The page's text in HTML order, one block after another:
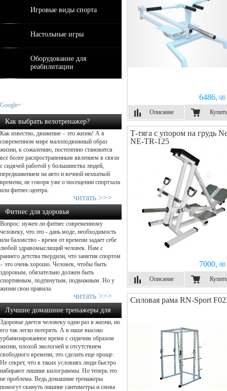
Игровые виды спорта
Настольные игры
Оборудование для
реабилитации
Google+
Как выбрать велотренажер?
Как известно, движение – это жизнь! А в
современном мире малоподвижный образ
жизни, к сожалению, постепенно становится
все более распространенным явлением в связи
с сидячей работой у большинства людей,
передвижением на авто и вечной нехваткой
времени, не говоря уже о посещении спортзала
или фитнес-центра.
читать >>>
Фитнес для здоровья
Вопрос: нужен ли фитнес современному
человеку, что это - дань моде, необходимость
или баловство - время от времени задает себе
любой здравомыслящий человек. Нам с
раннего детства твердили, что занятия спортом
– это очень хорошо. Человек, чтобы быть
здоровым, обязательно должен быть
спортивным, подтянутым, подвижным. Но у
жизни свои правила.
читать >>>
Лучшие домашние тренажеры для
похудения: какой выбрать?...
Здоровье дается человеку один раз в жизни, но
его так легко потерять. А в наше высоко
урбанизированное время с сидячим образом
жизни, плохой экологией и отсутствием
свободного времени, это сделать еще проще.
Не секрет, что в таких условиях люди быстро
набирают лишние килограммы. Но теперь это
не проблема. Ведь домашние тренажеры
помогут скинуть лишние сантиметры и снова
6486, 00
Описание
Купить
Т-тяга с упором на грудь
NE-TR-125
7000, 00
Описание
Купить
Силовая рама RN-Sport